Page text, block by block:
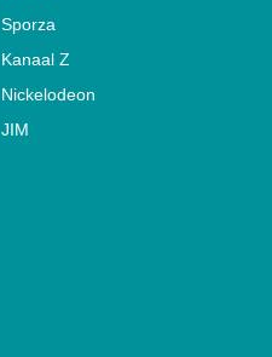
Sporza
Kanaal Z
Nickelodeon
JIM